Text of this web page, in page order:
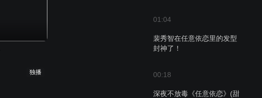
01:04
裴秀智在任意依恋里的发型
封神了！
00:18
深夜不放毒《任意依恋》(甜
独播